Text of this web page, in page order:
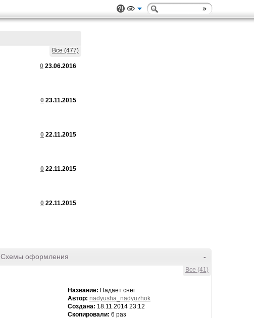
Все (477)
0 23.06.2016
0 23.11.2015
0 22.11.2015
0 22.11.2015
0 22.11.2015
-
Схемы оформления
Все (41)
Название: Падает снег
Автор: nadyusha_nadyuzhok
Создана: 18.11.2014 23:12
Скопировали: 6 раз